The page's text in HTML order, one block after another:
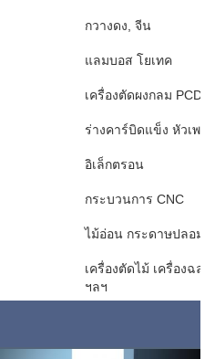
กวางดง, จีน
แลมบอส โยเทค
เครื่องตัดผงกลม PCD
ร่างคาร์บิดแข็ง หัวเพช
อิเล็กตรอน
กระบวนการ CNC
ไม้อ่อน กระดาษปลอมโ
เครื่องตัดไม้ เครื่องฉล
ฯลฯ